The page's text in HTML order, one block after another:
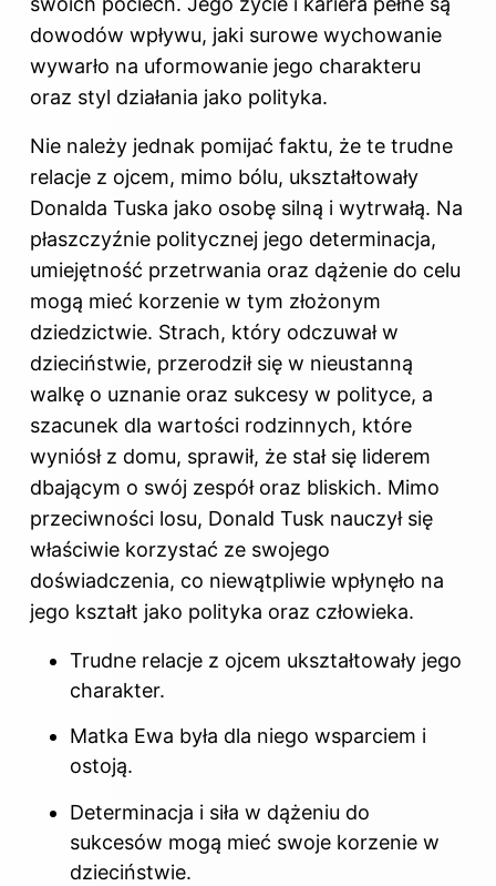
dowodów wpływu, jaki surowe wychowanie
wywarło na uformowanie jego charakteru
oraz styl działania jako polityka.
Nie należy jednak pomijać faktu, że te trudne
relacje z ojcem, mimo bólu, ukształtowały
Donalda Tuska jako osobę silną i wytrwałą. Na
płaszczyźnie politycznej jego determinacja,
umiejętność przetrwania oraz dążenie do celu
mogą mieć korzenie w tym złożonym
dziedzictwie. Strach, który odczuwał w
dzieciństwie, przerodził się w nieustanną
walkę o uznanie oraz sukcesy w polityce, a
szacunek dla wartości rodzinnych, które
wyniósł z domu, sprawił, że stał się liderem
dbającym o swój zespół oraz bliskich. Mimo
przeciwności losu, Donald Tusk nauczył się
właściwie korzystać ze swojego
doświadczenia, co niewątpliwie wpłynęło na
jego kształt jako polityka oraz człowieka.
Trudne relacje z ojcem ukształtowały jego
charakter.
Matka Ewa była dla niego wsparciem i
ostoją.
Determinacja i siła w dążeniu do
sukcesów mogą mieć swoje korzenie w
dzieciństwie.